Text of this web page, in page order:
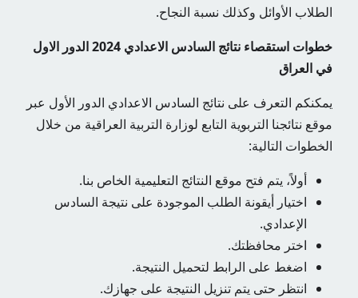
الطلاب الأوائل وكذلك نسبة النجاح.
خطوات استقصاء نتائج السادس الاعدادي 2024 الدور الاول
في العراق
يمكنكم التعرف على نتائج السادس الاعدادي الدور الأول عبر
موقع نتائجنا التربوية التابع لوزارة التربية العراقية من خلال
الخطوات التالية:
أولاً، يتم فتح موقع النتائج التعليمية الخاص بنا.
اختيار أيقونة الطلب الموجودة على نتيجة السادس
الإعدادي.
اختر محافظتك.
اضغط على الرابط لتحميل النتيجة.
انتظر حتى يتم تنزيل النتيجة على جهازك.